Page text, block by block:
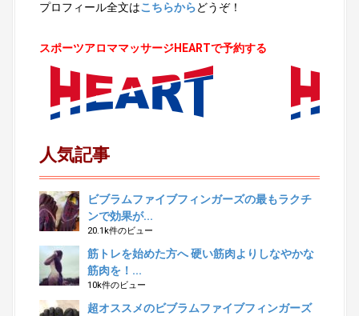
プロフィール全文はこちらからどうぞ！
スポーツアロママッサージHEARTで予約する
人気記事
ビブラムファイブフィンガーズの最もラクチ
ンで効果が...
20.1k件のビュー
筋トレを始めた方へ 硬い筋肉よりしなやかな
筋肉を！...
10k件のビュー
超オススメのビブラムファイブフィンガーズ